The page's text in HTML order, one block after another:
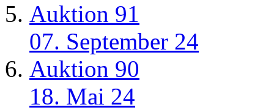
Auktion 91
07. September 24
Auktion 90
18. Mai 24